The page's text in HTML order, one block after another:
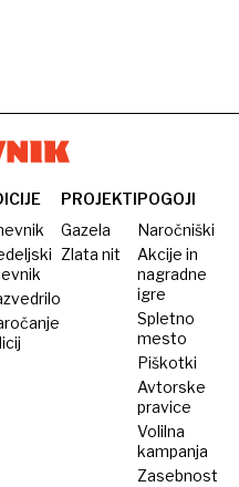
PROJEKTI
Gazela
Zlata nit
POGOJI
Naročniški
Akcije in
nagradne
igre
Spletno
mesto
Piškotki
Avtorske
pravice
Volilna
kampanja
Zasebnost